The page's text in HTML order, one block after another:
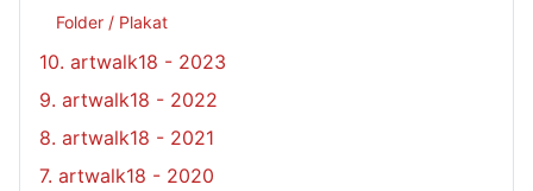
Folder / Plakat
10. artwalk18 - 2023
9. artwalk18 - 2022
8. artwalk18 - 2021
7. artwalk18 - 2020